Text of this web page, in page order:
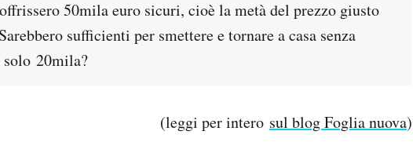
50mila euro sicuri, cioè la metà del prezzo giusto
sufficienti per smettere e tornare a casa senza
solo 20mila?
(leggi per intero sul blog Foglia nuova)